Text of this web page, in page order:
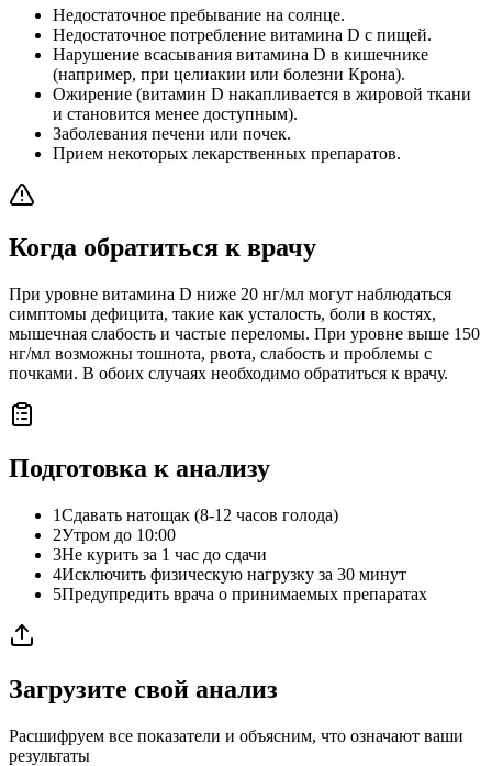
Недостаточное пребывание на солнце.
Недостаточное потребление витамина D с пищей.
Нарушение всасывания витамина D в кишечнике
(например, при целиакии или болезни Крона).
Ожирение (витамин D накапливается в жировой ткани
и становится менее доступным).
Заболевания печени или почек.
Прием некоторых лекарственных препаратов.
Когда обратиться к врачу
При уровне витамина D ниже 20 нг/мл могут наблюдаться
симптомы дефицита, такие как усталость, боли в костях,
мышечная слабость и частые переломы. При уровне выше 150
нг/мл возможны тошнота, рвота, слабость и проблемы с
почками. В обоих случаях необходимо обратиться к врачу.
Подготовка к анализу
1Сдавать натощак (8-12 часов голода)
2Утром до 10:00
3Не курить за 1 час до сдачи
4Исключить физическую нагрузку за 30 минут
5Предупредить врача о принимаемых препаратах
Загрузите свой анализ
Расшифруем все показатели и объясним, что означают ваши
результаты